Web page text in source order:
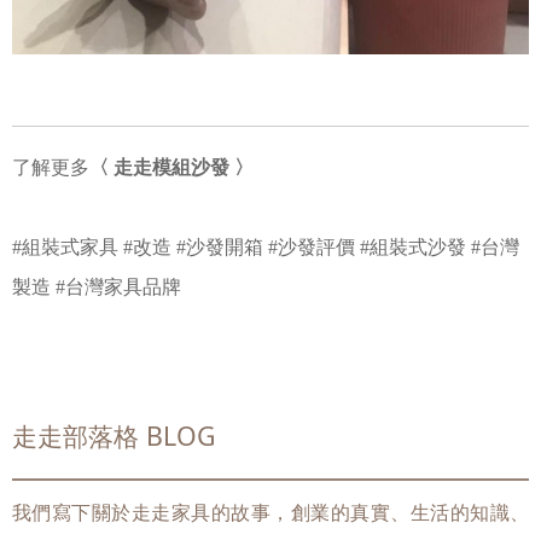
了解更多 〈 走走模組沙發 〉
#組裝式家具 #改造 #沙發開箱 #沙發評價 #組裝式沙發 #台灣
製造 #台灣家具品牌
走走部落格 BLOG
我們寫下關於走走家具的故事，創業的真實、生活的知識、